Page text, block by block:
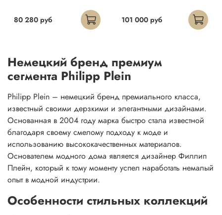
80 280 руб 101 000 руб
Немецкий бренд премиум
сегмента Philipp Plein
Philipp Plein – немецкий бренд премиального класса,
известный своими дерзкими и элегантными дизайнами.
Основанная в 2004 году марка быстро стала известной
благодаря своему смелому подходу к моде и
использованию высококачественных материалов.
Основателем модного дома является дизайнер Филлип
Плейн, который к тому моменту успел наработать немалый
опыт в модной индустрии.
Особенности стильных коллекций